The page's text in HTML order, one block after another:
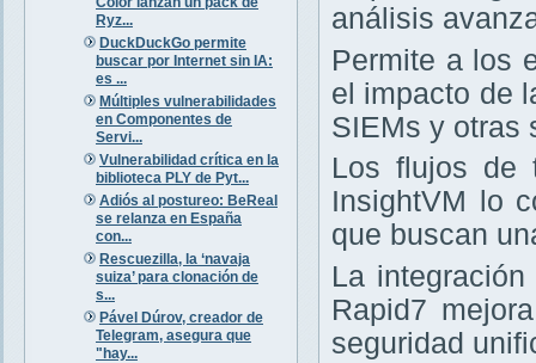
Ryz...
DuckDuckGo permite
buscar por Internet sin IA:
es ...
Múltiples vulnerabilidades
en Componentes de
Servi...
Vulnerabilidad crítica en la
biblioteca PLY de Pyt...
Adiós al postureo: BeReal
se relanza en España
con...
Rescuezilla, la ‘navaja
suiza’ para clonación de
s...
Pável Dúrov, creador de
Telegram, asegura que
"hay...
análisis
Permite a los
el impacto de
SIEMs y otras
Los flujos de
InsightVM lo
que buscan
La
Rapid7
seguridad